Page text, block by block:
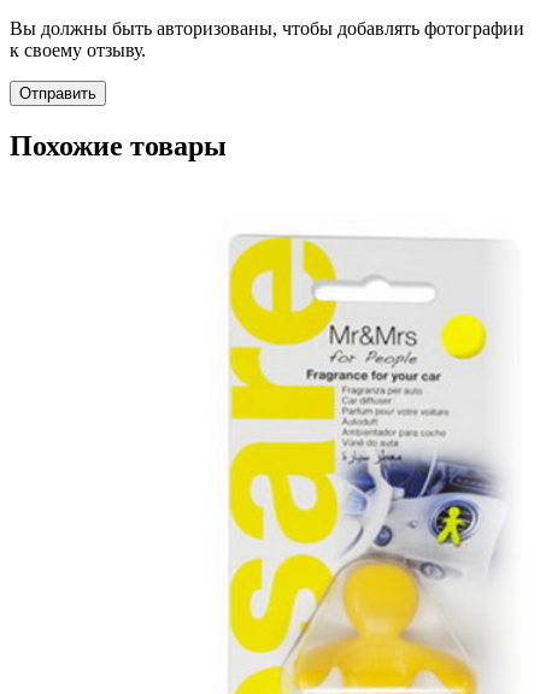
Вы должны быть авторизованы, чтобы добавлять фотографии
к своему отзыву.
Похожие товары